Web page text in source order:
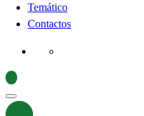
Temático
Contactos